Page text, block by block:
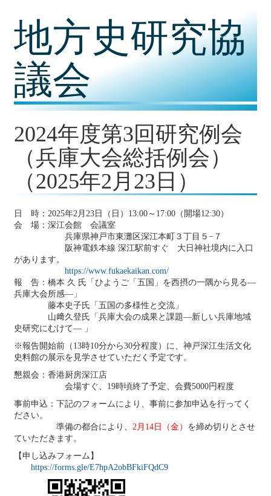
地方史研究協
議会
2024年度第3回研究例会
（兵庫大会総括例会）
（2025年2月23日）
日 時：2025年2月23日（日）13:00～17:00（開場12:30）
会 場：深江会館 会議室
兵庫県神戸市東灘区深江本町３丁目５−７
阪神電鉄本線 深江駅前すぐ 大日神社境内に入口
があります。
https://www.fukaekaikan.com/
報 告：橋本 久 氏「ひようご「五国」を西摂の一隅から見る―
兵庫大会所感―」
藤本史子氏「五国の多様性と交流」
山﨑久登氏「兵庫大会の成果と課題―新しい兵庫地域
史研究にむけて― 」
※報告開始前（13時10分から30分程度）に、神戸深江生活文化
史料館の展示を見学させていただく予定です。
懇親会：香港厨房深江店
会場すぐ、19時頃終了予定、会費5000円程度
事前申込：下記のフォームにより、事前に参加申込を行ってく
ださい。
準備の都合により、 2月14日（金） を締め切りとさせ
ていただきます。
【申し込みフォーム】
https://forms.gle/E7hpA2obBFkiFQdC9